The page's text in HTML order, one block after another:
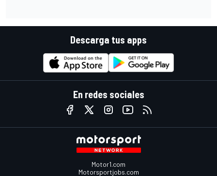
Descarga tus apps
En redes sociales
Motor1.com
Motorsportjobs.com